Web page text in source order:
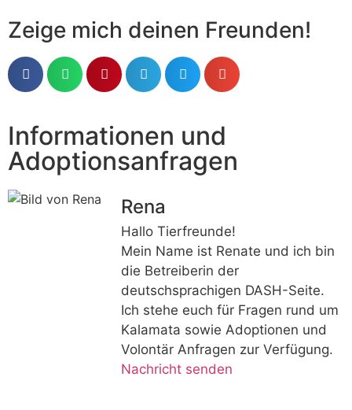
Zeige mich deinen Freunden!
Informationen und
Adoptionsanfragen
Rena
Hallo Tierfreunde!
Mein Name ist Renate und ich bin
die Betreiberin der
deutschsprachigen DASH-Seite.
Ich stehe euch für Fragen rund um
Kalamata sowie Adoptionen und
Volontär Anfragen zur Verfügung.
Nachricht senden